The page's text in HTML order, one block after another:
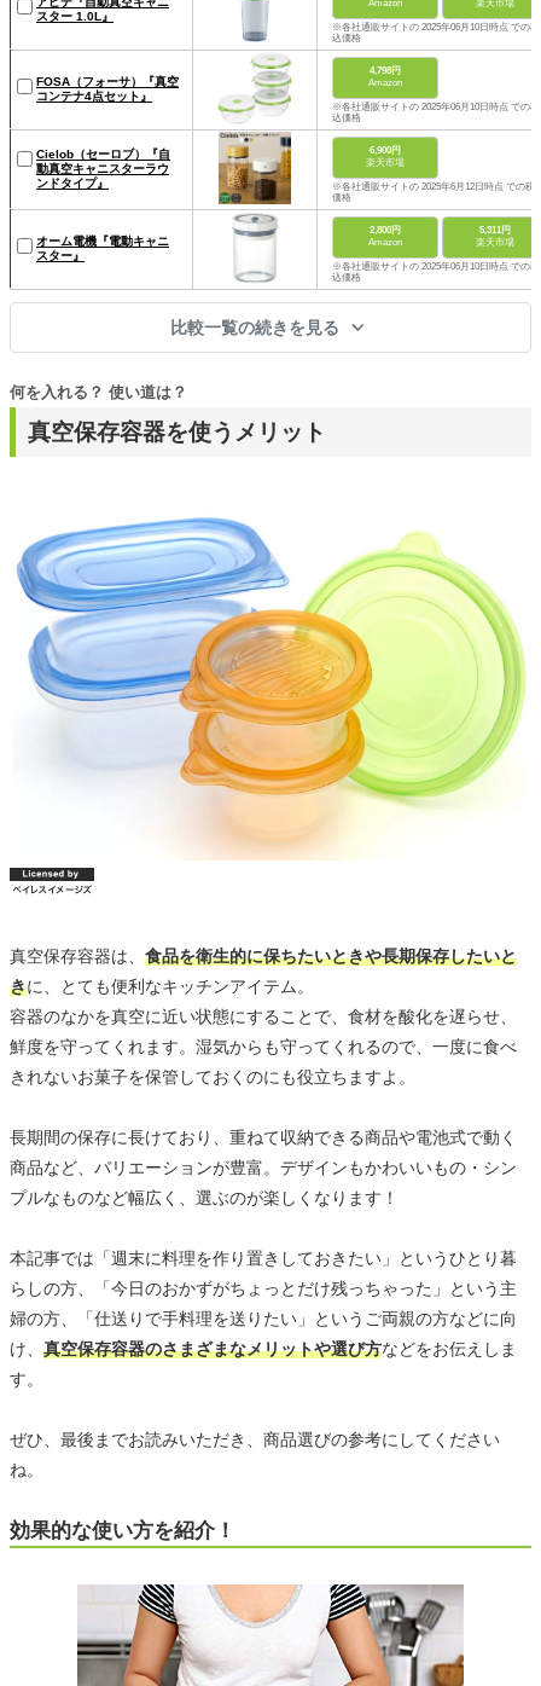
スター 1.0L』
Amazon
楽天市場
※各社通販サイトの 2025年06月10日時点 での税
込価格
FOSA（フォーサ）『真空
コンテナ4点セット』
4,798円
Amazon
※各社通販サイトの 2025年06月10日時点 での税
込価格
Cielob（セーロブ）『自
動真空キャニスターラウ
ンドタイプ』
6,900円
楽天市場
※各社通販サイトの 2025年6月12日時点 での税
価格
オーム電機『電動キャニ
スター』
2,800円
Amazon
5,311円
楽天市場
※各社通販サイトの 2025年06月10日時点 での税
込価格
比較一覧の続きを見る
真空保存容器を使うメリット
何を入れる？ 使い道は？
真空保存容器は、 食品を衛生的に保ちたいときや長期保存したいと
きに、とても便利なキッチンアイテム。
容器のなかを真空に近い状態にすることで、食材を酸化を遅らせ、
鮮度を守ってくれます。湿気からも守ってくれるので、一度に食べ
きれないお菓子を保管しておくのにも役立ちますよ。
長期間の保存に長けており、重ねて収納できる商品や電池式で動く
商品など、バリエーションが豊富。デザインもかわいいもの・シン
プルなものなど幅広く、選ぶのが楽しくなります！
本記事では「週末に料理を作り置きしておきたい」というひとり暮
らしの方、「今日のおかずがちょっとだけ残っちゃった」という主
婦の方、「仕送りで手料理を送りたい」というご両親の方などに向
け、 真空保存容器のさまざまなメリットや選び方などをお伝えしま
す。
ぜひ、最後までお読みいただき、商品選びの参考にしてください
ね。
効果的な使い方を紹介！